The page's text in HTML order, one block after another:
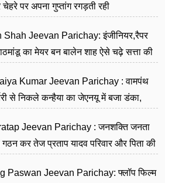
पर अपना गुप्तांग रगड़ती रही
Shah Jeevan Parichay: इंजीनियर,रैपर
का मेयर बन बालेन शाह ऐसे चढ़े सत्ता की
Kumar Jeevan Parichay : वामपंथ
से निकले कन्हैया का जेएनयू में बजा डंका,
Jeevan Parichay : जनशक्ति जनता
कर तेज प्रताप यादव परिवार और पिता की
Paswan Jeevan Parichay: फ्लॉप फिल्म